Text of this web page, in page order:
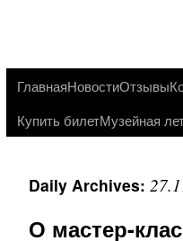
ГлавнаяНовостиОтзывы
Купить билетМузейная
Daily Archives:
О мастер-